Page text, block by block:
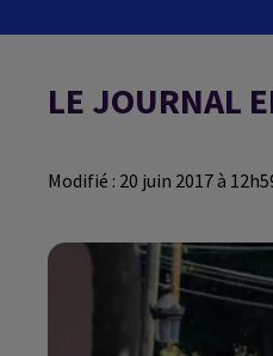
LE JOURNAL
Modifié : 20 juin 2017 à